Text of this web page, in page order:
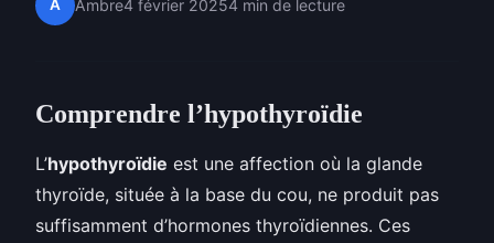
A Ambre4 février 20254 min de lecture
Comprendre l’hypothyroïdie
L’hypothyroïdie est une affection où la glande
thyroïde, située à la base du cou, ne produit pas
suffisamment d’hormones thyroïdiennes. Ces